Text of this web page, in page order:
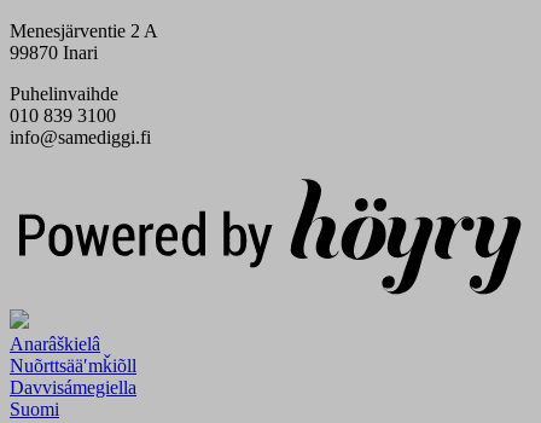
Menesjärventie 2 A
99870 Inari
Puhelinvaihde
010 839 3100
info@samediggi.fi
Anarâškielâ
Nuõrttsääʹmǩiõll
Davvisámegiella
Suomi